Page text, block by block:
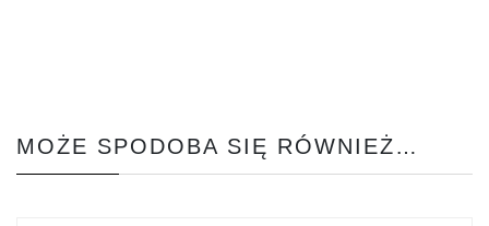
MOŻE SPODOBA SIĘ RÓWNIEŻ…